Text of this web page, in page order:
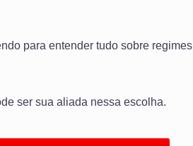
para entender tudo sobre regimes
ser sua aliada nessa escolha.